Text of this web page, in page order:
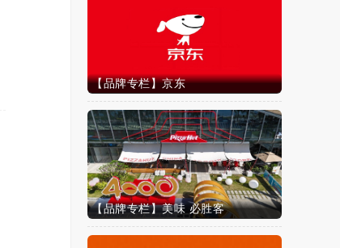
【品牌专栏】京东
【品牌专栏】美味 必胜客